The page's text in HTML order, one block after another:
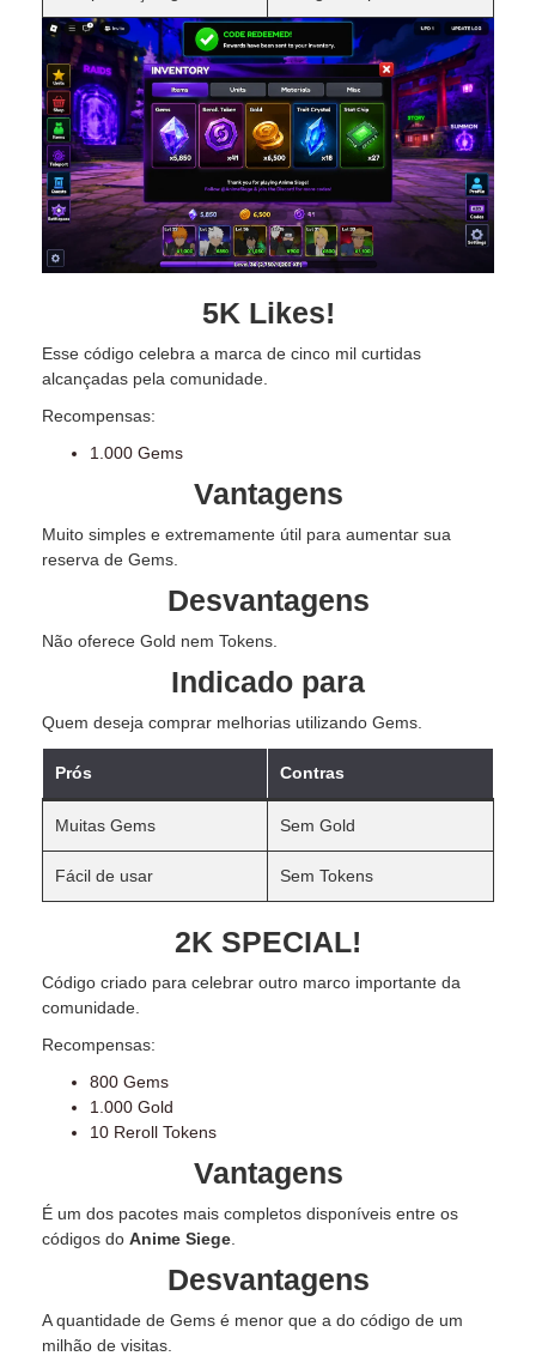
5K Likes!
Esse código celebra a marca de cinco mil curtidas
alcançadas pela comunidade.
Recompensas:
1.000 Gems
Vantagens
Muito simples e extremamente útil para aumentar sua
reserva de Gems.
Desvantagens
Não oferece Gold nem Tokens.
Indicado para
Quem deseja comprar melhorias utilizando Gems.
Prós Contras
Muitas Gems Sem Gold
Fácil de usar Sem Tokens
2K SPECIAL!
Código criado para celebrar outro marco importante da
comunidade.
Recompensas:
800 Gems
1.000 Gold
10 Reroll Tokens
Vantagens
É um dos pacotes mais completos disponíveis entre os
códigos do Anime Siege
Desvantagens
A quantidade de Gems é menor que a do código de um
milhão de visitas.